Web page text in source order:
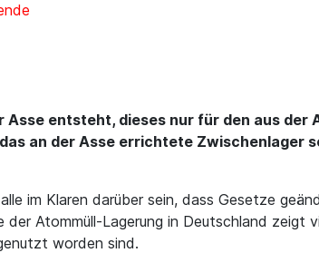
entsteht, dieses nur für den aus der
an der Asse errichtete Zwischenlager
im Klaren darüber sein, dass Gesetze
Atommüll-Lagerung in Deutschland zeigt
worden sind.